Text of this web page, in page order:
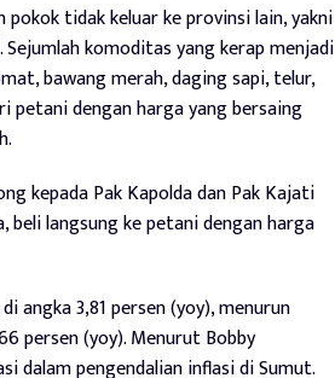
tidak keluar ke provinsi lain, yakni
komoditas yang kerap menjadi
bawang merah, daging sapi, telur,
petani dengan harga yang bersaing
kepada Pak Kapolda dan Pak Kajati
langsung ke petani dengan harga
angka 3,81 persen (yoy), menurun
persen (yoy). Menurut Bobby
dalam pengendalian inflasi di Sumut.